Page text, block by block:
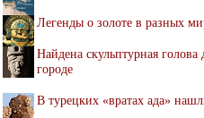
Легенды о золоте в разных
Найдена скульптурная
городе
В турецких «вратах ада»